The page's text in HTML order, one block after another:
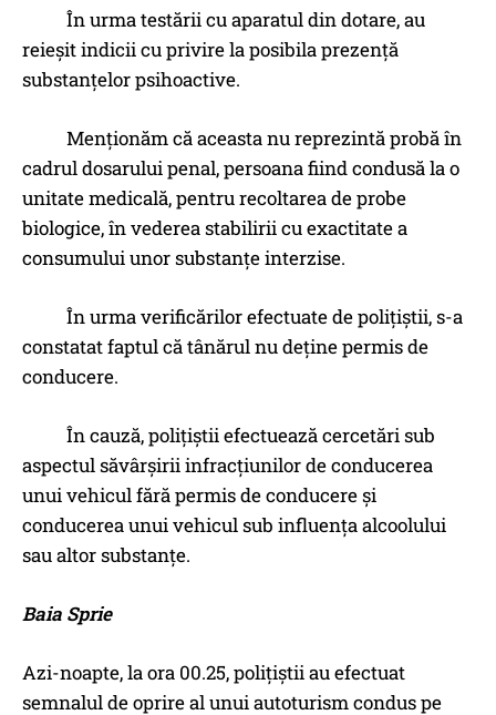
În urma testării cu aparatul din dotare, au
reieșit indicii cu privire la posibila prezență
substanțelor psihoactive.
Menționăm că aceasta nu reprezintă probă în
cadrul dosarului penal, persoana fiind condusă la o
unitate medicală, pentru recoltarea de probe
biologice, în vederea stabilirii cu exactitate a
consumului unor substanțe interzise.
În urma verificărilor efectuate de polițiștii, s-a
constatat faptul că tânărul nu deține permis de
conducere.
În cauză, polițiștii efectuează cercetări sub
aspectul săvârşirii infracţiunilor de conducerea
unui vehicul fără permis de conducere şi
conducerea unui vehicul sub influenţa alcoolului
sau altor substanţe.
Baia Sprie
Azi-noapte, la ora 00.25, polițiștii au efectuat
semnalul de oprire al unui autoturism condus pe